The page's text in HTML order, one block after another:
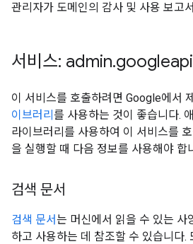
관리자가 도메인의 감사 및 사용 보고
서비스: admin.
이 서비스를 호출하려면 Google에서
이브러리 를 사용하는 것이 좋습니다.
라이브러리를 사용하여 이 서비스를
을 실행할 때 다음 정보를 사용해야 합
검색 문서
검색 문서는 머신에서 읽을 수 있는 사
하고 사용하는 데 참조할 수 있습니다.